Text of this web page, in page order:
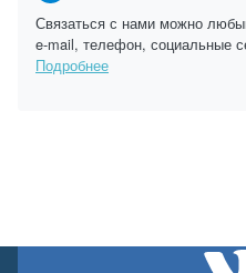
Связаться с нами можно
e-mail, телефон, социальные
Подробнее